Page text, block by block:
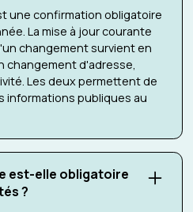
une confirmation obligatoire
La mise à jour courante
changement survient en
changement d'adresse,
Les deux permettent de
informations publiques au
est-elle obligatoire
?